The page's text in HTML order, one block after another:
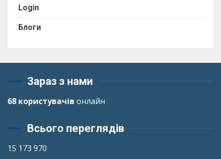
Login
Блоги
Зараз з нами
68 користувачів онлайн
Всього переглядів
15 173 970